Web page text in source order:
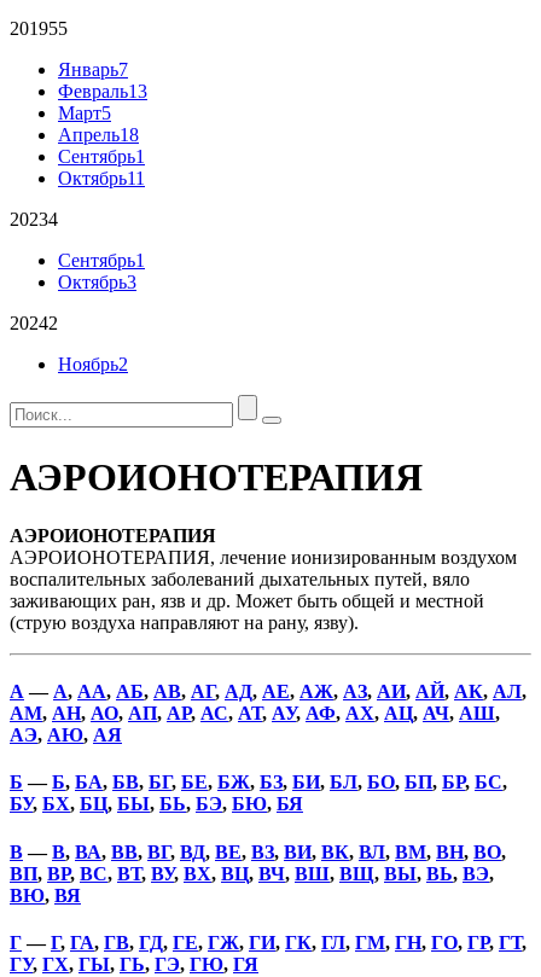
201955
Январь7
Февраль13
Март5
Апрель18
Сентябрь1
Октябрь11
20234
Сентябрь1
Октябрь3
20242
Ноябрь2
АЭРОИОНОТЕРАПИЯ
АЭРОИОНОТЕРАПИЯ
АЭРОИОНОТЕРАПИЯ, лечение ионизированным воздухом
воспалительных заболеваний дыхательных путей, вяло
заживающих ран, язв и др. Может быть общей и местной
(струю воздуха направляют на рану, язву).
А — А, АА, АБ, АВ, АГ, АД, АЕ, АЖ, АЗ, АИ, АЙ, АК, АЛ,
АМ, АН, АО, АП, АР, АС, АТ, АУ, АФ, АХ, АЦ, АЧ, АШ,
АЭ, АЮ, АЯ
Б —Б, БА, БВ, БГ, БЕ, БЖ, БЗ, БИ, БЛ, БО, БП, БР, БС,
БУ, БХ, БЦ, БЫ, БЬ, БЭ, БЮ, БЯ
В—В, ВА, ВВ, ВГ, ВД, ВЕ, ВЗ, ВИ, ВК, ВЛ, ВМ, ВН, ВО,
ВП, ВР, ВС, ВТ, ВУ, ВХ, ВЦ, ВЧ, ВШ, ВЩ, ВЫ, ВЬ, ВЭ,
ВЮ, ВЯ
Г—Г, ГА, ГВ, ГД, ГЕ, ГЖ, ГИ, ГК, ГЛ, ГМ, ГН, ГО, ГР, ГТ,
ГУ, ГХ, ГЫ, ГЬ, ГЭ, ГЮ, ГЯ